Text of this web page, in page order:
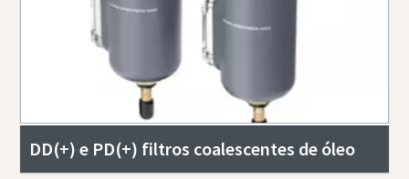
DD(+) e PD(+) filtros coalescentes de óleo